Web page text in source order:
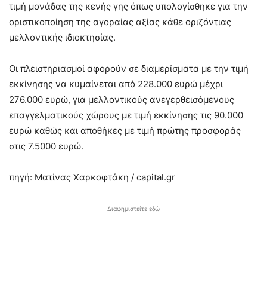
τιμή μονάδας της κενής γης όπως υπολογίσθηκε για την
οριστικοποίηση της αγοραίας αξίας κάθε οριζόντιας
μελλοντικής ιδιοκτησίας.
Οι πλειστηριασμοί αφορούν σε διαμερίσματα με την τιμή
εκκίνησης να κυμαίνεται από 228.000 ευρώ μέχρι
276.000 ευρώ, για μελλοντικούς ανεγερθεισόμενους
επαγγελματικούς χώρους με τιμή εκκίνησης τις 90.000
ευρώ καθώς και αποθήκες με τιμή πρώτης προσφοράς
στις 7.5000 ευρώ.
πηγή: Ματίνας Χαρκοφτάκη / capital.gr
Διαφημιστείτε εδώ